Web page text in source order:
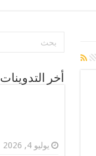
أخر التدوينات
يوليو 4, 2026